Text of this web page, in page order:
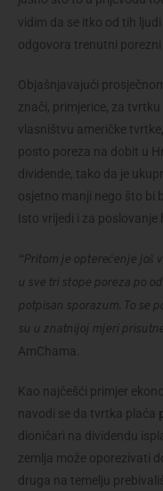
vidim da se itko od tih
odgovora trenutni porezni
Objašnjavajući
znači, primjerice, za
vlasništvu američke
posto poreza na dobit u
dividende, tako da je
osjetno manji nego što bi
Isto vrijedi i za
“Pritom je opterećenje još
u sve tri stope poreza po
potpisan sporazum. To se
su u znatnijoj mjeri
AmChama.
Kao najčešći primjer
navodi se da tvrtka plaća
dioničari na dividendu
zemlja može oporezivati
druga na temelju